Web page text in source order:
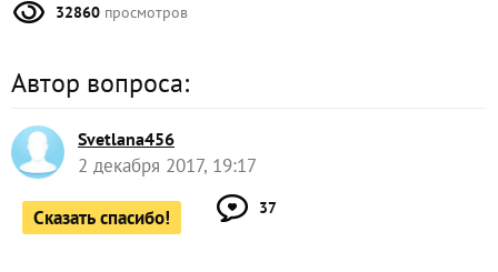
32860 просмотров
Автор вопроса:
Svetlana456
2 декабря 2017, 19:17
Сказать спасибо! 37